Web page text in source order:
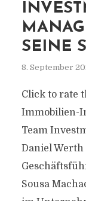
SEINE
8. September
Click to rate
Immobilien-
Team
Daniel Werth
Sousa